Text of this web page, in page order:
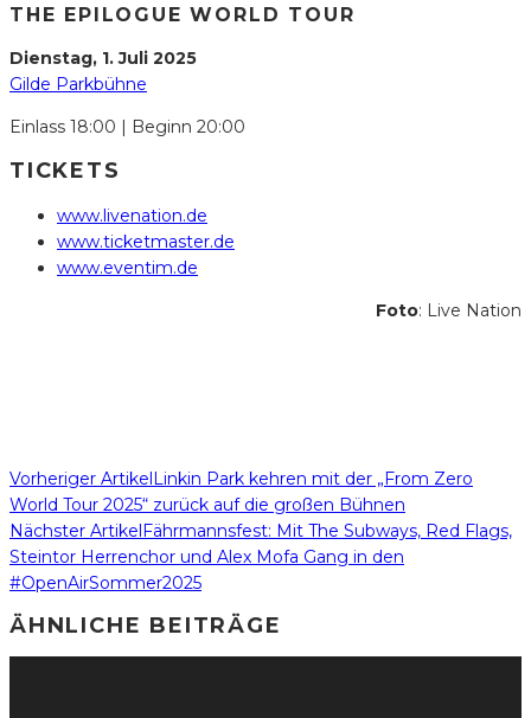
THE EPILOGUE WORLD TOUR
Dienstag, 1. Juli 2025
Gilde Parkbühne
Einlass 18:00 | Beginn 20:00
TICKETS
www.livenation.de
www.ticketmaster.de
www.eventim.de
Foto: Live Nation
Vorheriger Artikel Linkin Park kehren mit der „From Zero
World Tour 2025“ zurück auf die großen Bühnen
Nächster Artikel Fährmannsfest: Mit The Subways, Red Flags,
Steintor Herrenchor und Alex Mofa Gang in den
#OpenAirSommer2025
ÄHNLICHE BEITRÄGE